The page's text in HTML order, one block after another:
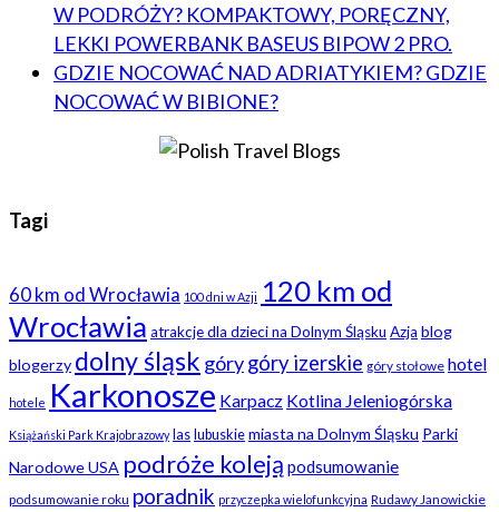
W PODRÓŻY? KOMPAKTOWY, PORĘCZNY,
LEKKI POWERBANK BASEUS BIPOW 2 PRO.
GDZIE NOCOWAĆ NAD ADRIATYKIEM? GDZIE
NOCOWAĆ W BIBIONE?
Tagi
60 km od Wrocławia 100 dni w Azji 120 km od
Wrocławia atrakcje dla dzieci na Dolnym Śląsku Azja blog
blogerzy dolny śląsk górygóry izerskie góry stołowe hotel
hotele Karkonosze Karpacz Kotlina Jeleniogórska
Książański Park Krajobrazowy las lubuskie miasta na Dolnym Śląsku Parki
Narodowe USA podróże koleją podsumowanie
podsumowanie roku poradnik przyczepka wielofunkcyjna Rudawy Janowickie